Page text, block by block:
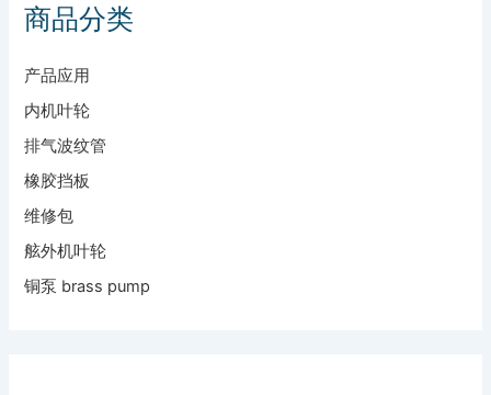
商品分类
产品应用
内机叶轮
排气波纹管
橡胶挡板
维修包
舷外机叶轮
铜泵 brass pump